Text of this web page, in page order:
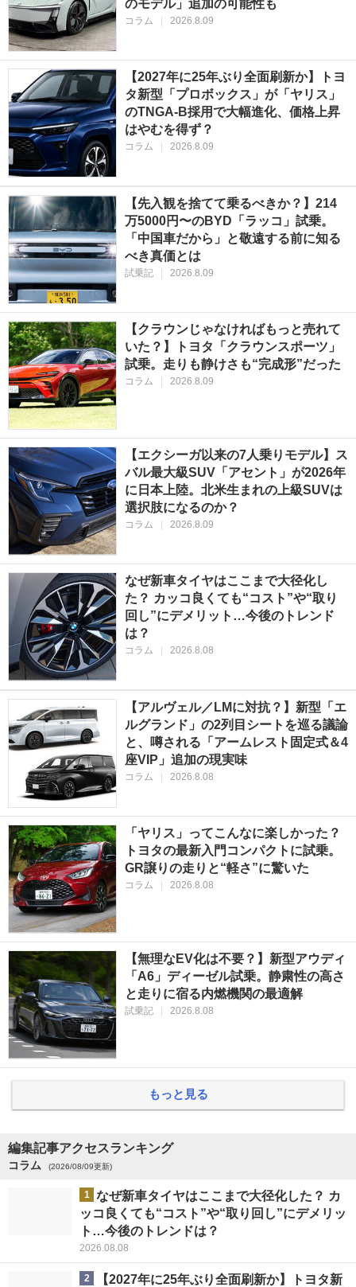
のモデル」追加の可能性も
コラム 2026.8.09
【2027年に25年ぶり全面刷新か】トヨ
タ新型「プロボックス」が「ヤリス」
のTNGA-B採用で大幅進化、価格上昇
はやむを得ず？
コラム 2026.8.09
【先入観を捨てて乗るべきか？】214
万5000円〜のBYD「ラッコ」試乗。
「中国車だから」と敬遠する前に知る
べき真価とは
試乗記 2026.8.09
【クラウンじゃなければもっと売れて
いた？】トヨタ「クラウンスポーツ」
試乗。走りも静けさも“完成形”だった
コラム 2026.8.09
【エクシーガ以来の7人乗りモデル】ス
バル最大級SUV「アセント」が2026年
に日本上陸。北米生まれの上級SUVは
選択肢になるのか？
コラム 2026.8.09
なぜ新車タイヤはここまで大径化し
た？ カッコ良くても“コスト”や“取り
回し”にデメリット…今後のトレンド
は？
コラム 2026.8.08
【アルヴェル／LMに対抗？】新型「エ
ルグランド」の2列目シートを巡る議論
と、噂される「アームレスト固定式＆4
座VIP」追加の現実味
コラム 2026.8.08
「ヤリス」ってこんなに楽しかった？
トヨタの最新入門コンパクトに試乗。
GR譲りの走りと“軽さ”に驚いた
コラム | 2026.8.08
【無理なEV化は不要？】新型アウディ
「A6」ディーゼル試乗。静粛性の高さ
と走りに宿る内燃機関の最適解
試乗記 | 2026.8.08
もっと見る
編集記事アクセスランキング
コラム (2026/08/09更新)
1
なぜ新車タイヤはここまで大径化した？ カ
ッコ良くても“コスト”や“取り回し”にデメリッ
ト…今後のトレンドは？
2026.08.08
2
【2027年に25年ぶり全面刷新か】トヨタ新